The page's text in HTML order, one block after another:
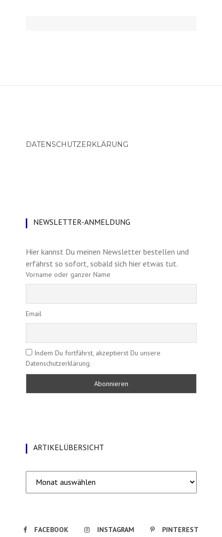
DATENSCHUTZERKLÄRUNG
NEWSLETTER-ANMELDUNG
Hier kannst Du meinen Newsletter bestellen und
erfährst so sofort, sobald sich hier etwas tut.
Vorname oder ganzer Name
Email
Indem Du fortfährst, akzeptierst Du unsere
Datenschutzerklärung.
ARTIKELÜBERSICHT
FACEBOOK INSTAGRAM PINTEREST